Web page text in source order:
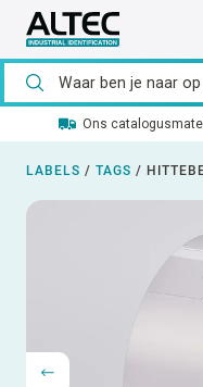
Ons
LABELS / TAGS /